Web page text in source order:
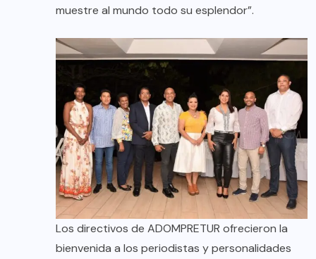
muestre al mundo todo su esplendor”.
Los directivos de ADOMPRETUR ofrecieron la
bienvenida a los periodistas y personalidades